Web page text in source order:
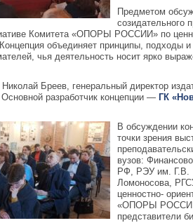
Предметом
созидательного
Комитета «ОПОРЫ РОССИИ» по
объединяет принципы, подходы
чья деятельность носит ярко
Бреев, генеральный директор
разработчик концепции — ГК
В обсуждении
точки зрения
вузов:
РФ, РЭУ им. Г.В.
Ломоносова,
ценностно-
«ОПОРЫ
представители